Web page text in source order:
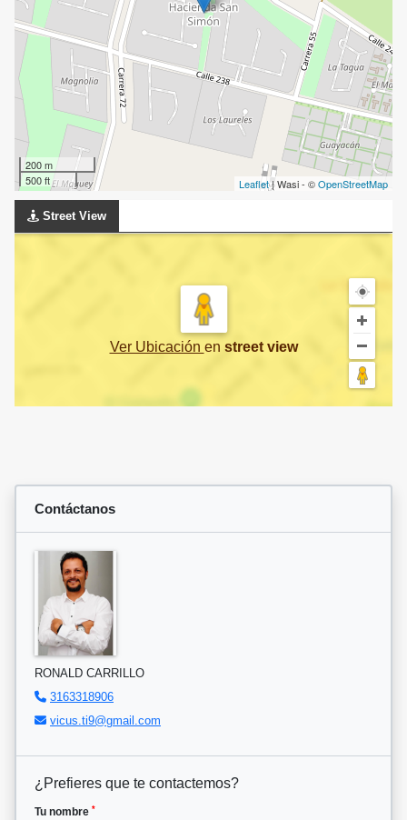
200 m
500 ft
Leaflet| Wasi - ©OpenStreetMap
Street View
Ver Ubicación en street view
Contáctanos
RONALD CARRILLO
3163318906
vicus.ti9@gmail.com
¿Prefieres que te contactemos?
Tu nombre *